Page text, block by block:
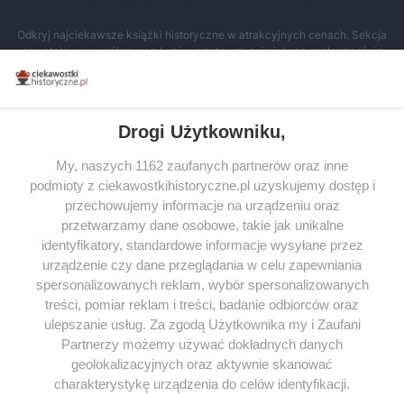
Odkryj najciekawsze książki historyczne w atrakcyjnych cenach. Sekcja
powstała we współpracy z Lubimyczytac.pl, największą społecznością
miłośników literatury w Polsce – dzięki temu możesz wybierać spośród
tytułów najwyżej ocenianych przez czytelników.
SERWIS
SPOŁECZNOŚĆ
WSPÓŁPRACA
KONTAKT
ODWIEDŹ RÓWNIEŻ:
Drogi Użytkowniku,
My, naszych 1162 zaufanych partnerów oraz inne
podmioty z ciekawostkihistoryczne.pl uzyskujemy dostęp i
przechowujemy informacje na urządzeniu oraz
przetwarzamy dane osobowe, takie jak unikalne
identyfikatory, standardowe informacje wysyłane przez
urządzenie czy dane przeglądania w celu zapewniania
spersonalizowanych reklam, wybór spersonalizowanych
treści, pomiar reklam i treści, badanie odbiorców oraz
ulepszanie usług. Za zgodą Użytkownika my i Zaufani
Partnerzy możemy używać dokładnych danych
geolokalizacyjnych oraz aktywnie skanować
charakterystykę urządzenia do celów identyfikacji.